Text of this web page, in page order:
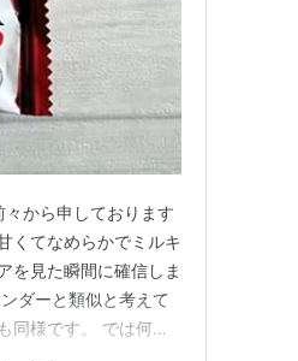
から申しております
くてなめらかでミルキ
を見た瞬間に確信しま
ダーと類似と考えて
同様です。 では何が